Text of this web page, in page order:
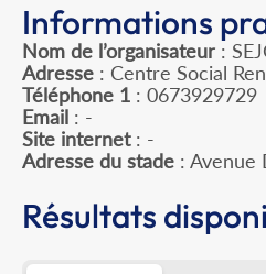
Informations
Nom de l’organisateur :
Adresse : Centre Social
Téléphone 1 : 0673929729
Email : -
Site internet: -
Adresse du stade : Avenue
Résultats